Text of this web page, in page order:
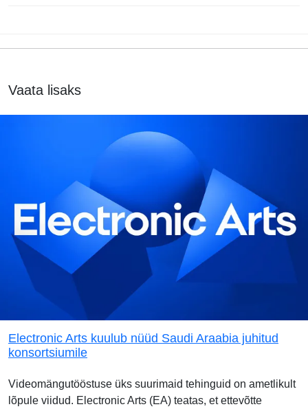
Vaata lisaks
Electronic Arts kuulub nüüd Saudi Araabia juhitud
konsortsiumile
Videomängutööstuse üks suurimaid tehinguid on ametlikult
lõpule viidud. Electronic Arts (EA) teatas, et ettevõtte